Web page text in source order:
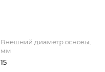
Внешний диаметр основы,
мм
15